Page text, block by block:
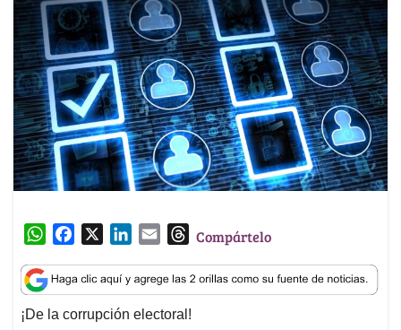
W
a
t
s
c
e
b
n
k
e
a
i
l
T
r
e
a
Compártelo
¡De la corrupción electoral!